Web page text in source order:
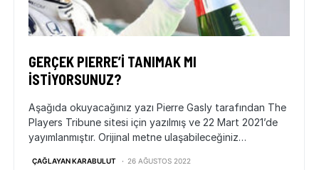
GERÇEK PIERRE’İ TANIMAK MI
İSTİYORSUNUZ?
Aşağıda okuyacağınız yazı Pierre Gasly tarafından The
Players Tribune sitesi için yazılmış ve 22 Mart 2021’de
yayımlanmıştır. Orijinal metne ulaşabileceğiniz…
ÇAĞLAYAN KARABULUT 26 AĞUSTOS 2022